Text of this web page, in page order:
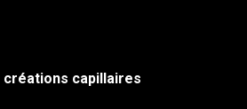
créations capillaires